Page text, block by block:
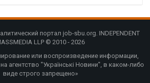
портал job-sbu.org. INDEPENDENT
LLP © 2010 - 2026
или воспроизведение информации,
агентство "Українські Новини", в каком-либо
виде строго запрещено»